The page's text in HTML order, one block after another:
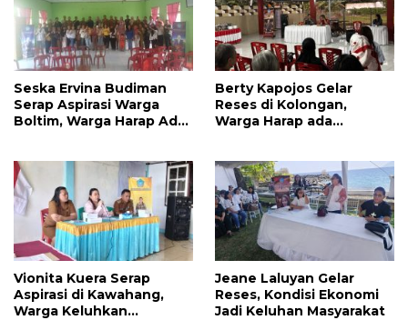
Seska Ervina Budiman
Serap Aspirasi Warga
Boltim, Warga Harap Ada
Berty Kapojos Gelar
Reses di Kolongan,
Warga Harap ada
Vionita Kuera Serap
Aspirasi di Kawahang,
Warga Keluhkan
Jeane Laluyan Gelar
Reses, Kondisi Ekonomi
Jadi Keluhan Masyarakat